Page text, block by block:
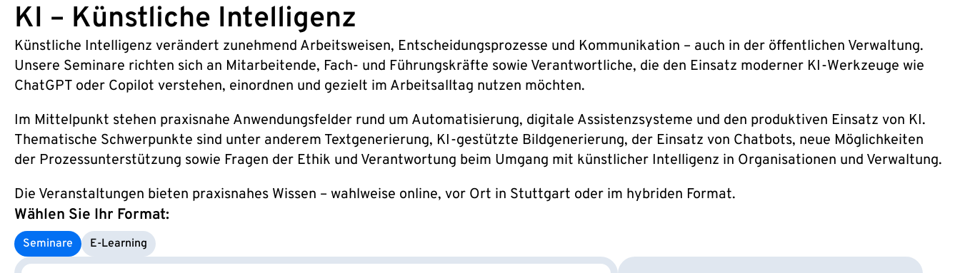
KI – Künstliche Intelligenz
Künstliche Intelligenz verändert zunehmend Arbeitsweisen, Entscheidungsprozesse und Kommunikation – auch in der öffentlichen Verwaltung.
Unsere Seminare richten sich an Mitarbeitende, Fach- und Führungskräfte sowie Verantwortliche, die den Einsatz moderner KI-Werkzeuge wie
ChatGPT oder Copilot verstehen, einordnen und gezielt im Arbeitsalltag nutzen möchten.
Im Mittelpunkt stehen praxisnahe Anwendungsfelder rund um Automatisierung, digitale Assistenzsysteme und den produktiven Einsatz von KI.
Thematische Schwerpunkte sind unter anderem Textgenerierung, KI-gestützte Bildgenerierung, der Einsatz von Chatbots, neue Möglichkeiten
der Prozessunterstützung sowie Fragen der Ethik und Verantwortung beim Umgang mit künstlicher Intelligenz in Organisationen und Verwaltung.
Die Veranstaltungen bieten praxisnahes Wissen – wahlweise online, vor Ort in Stuttgart oder im hybriden Format.
Wählen Sie Ihr Format:
Seminare E‑Learning